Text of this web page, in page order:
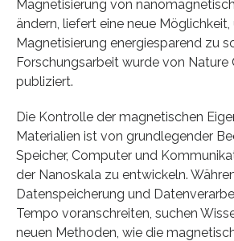
Magnetisierung von
ändern, liefert eine neue Möglichkeit,
Magnetisierung energiesparend zu
Forschungsarbeit wurde von Nature
publiziert.
Die Kontrolle der magnetischen
Materialien ist von grundlegender
Speicher, Computer und
der Nanoskala zu entwickeln.
Datenspeicherung und
Tempo voranschreiten, suchen
neuen Methoden, wie die